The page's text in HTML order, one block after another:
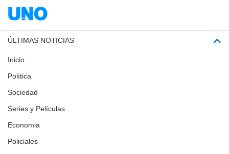
ÚLTIMAS NOTICIAS
Inicio
Política
Sociedad
Series y Películas
Economia
Policiales